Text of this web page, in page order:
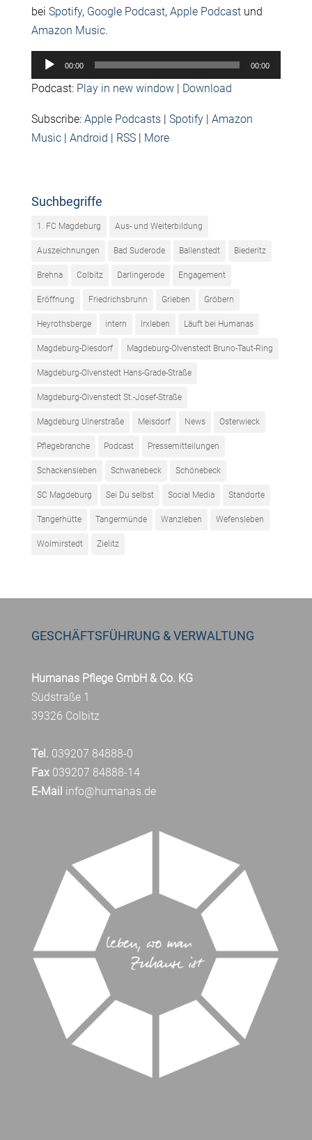
bei Spotify, Google Podcast, Apple Podcastund
Amazon Music.
Audio-
Player
00:00 00:00
Podcast: Play in new window| Download
Subscribe: Apple Podcasts| Spotify| Amazon
Music| Android | RSS| More
Suchbegriffe
1. FC Magdeburg Aus- und Weiterbildung
Auszeichnungen Bad Suderode Ballenstedt Biederitz
Brehna Colbitz Darlingerode Engagement
Eröffnung Friedrichsbrunn Grieben Gröbern
Heyrothsberge intern Irxleben Läuft bei Humanas
Magdeburg-Diesdorf Magdeburg-Olvenstedt Bruno-Taut-Ring
Magdeburg-Olvenstedt Hans-Grade-Straße
Magdeburg-Olvenstedt St.-Josef-Straße
Magdeburg Ulnerstraße Meisdorf News Osterwieck
Pflegebranche Podcast Pressemitteilungen
Schackensleben Schwanebeck Schönebeck
SC Magdeburg Sei Du selbst Social Media Standorte
Tangerhütte Tangermünde Wanzleben Wefensleben
Wolmirstedt Zielitz
GESCHÄFTSFÜHRUNG & VERWALTUNG
Humanas Pflege GmbH & Co. KG
Südstraße 1
39326 Colbitz
Tel. 039207 84888-0
Fax039207 84888-14
E-Mail info@humanas.de